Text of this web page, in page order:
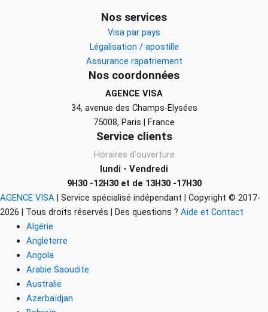
Nos services
Visa par pays
Légalisation / apostille
Assurance rapatriement
Nos coordonnées
AGENCE VISA
34, avenue des Champs-Elysées
75008, Paris | France
Service clients
Horaires d'ouverture
lundi - Vendredi
9H30 -12H30 et de 13H30 -17H30
AGENCE VISA | Service spécialisé indépendant | Copyright © 2017-
2026 | Tous droits réservés | Des questions ? Aide et Contact
Algérie
Angleterre
Angola
Arabie Saoudite
Australie
Azerbaïdjan